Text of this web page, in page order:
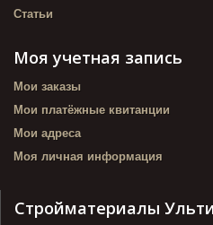
Статьи
Моя учетная запись
Мои заказы
Мои платёжные квитанции
Мои адреса
Моя личная информация
Стройматериалы